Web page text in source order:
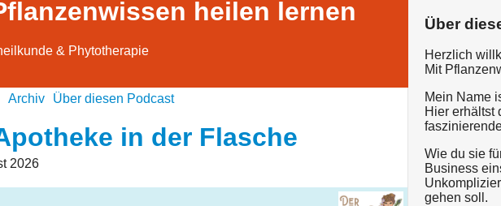
heilen lernen
& Phytotherapie
Archiv Über diesen Podcast
in der Flasche
2026
Über
Herzlich
Mit
Mein Name
Hier erhältst
Wie du sie
Business
gehen soll.